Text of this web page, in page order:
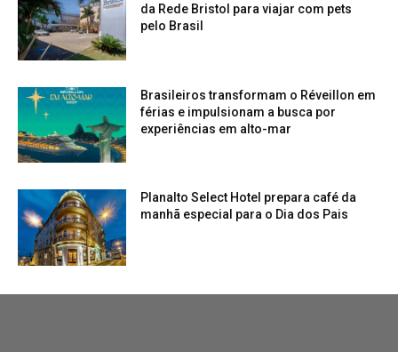
da Rede Bristol para viajar com pets
pelo Brasil
Brasileiros transformam o Réveillon em
férias e impulsionam a busca por
experiências em alto-mar
Planalto Select Hotel prepara café da
manhã especial para o Dia dos Pais